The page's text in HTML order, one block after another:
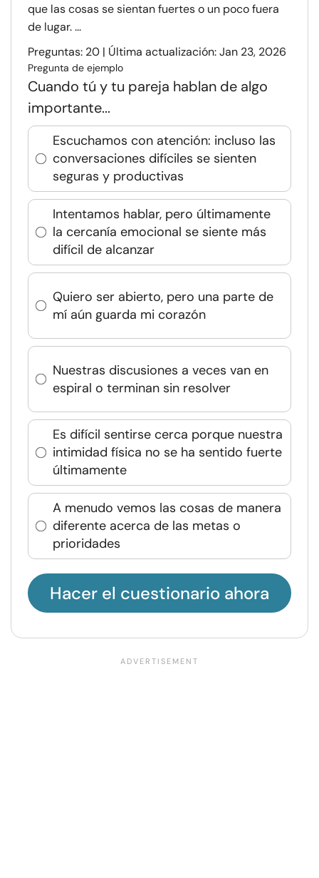
que las cosas se sientan fuertes o un poco fuera
de lugar. ...
Preguntas: 20 | Última actualización: Jan 23, 2026
Pregunta de ejemplo
Cuando tú y tu pareja hablan de algo
importante...
Escuchamos con atención: incluso las
conversaciones difíciles se sienten
seguras y productivas
Intentamos hablar, pero últimamente
la cercanía emocional se siente más
difícil de alcanzar
Quiero ser abierto, pero una parte de
mí aún guarda mi corazón
Nuestras discusiones a veces van en
espiral o terminan sin resolver
Es difícil sentirse cerca porque nuestra
intimidad física no se ha sentido fuerte
últimamente
A menudo vemos las cosas de manera
diferente acerca de las metas o
prioridades
Hacer el cuestionario ahora